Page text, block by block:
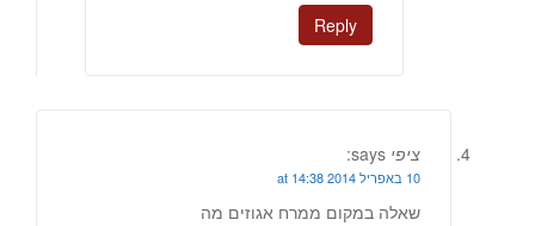
Reply
ציפי says:
10 באפריל 2014 at 14:38
שאלה במקום ממרח אגוזים מה